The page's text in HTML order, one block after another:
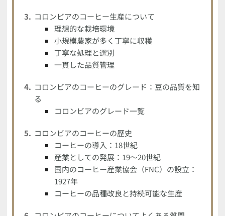
コロンビアのコーヒー生産について
理想的な栽培環境
小規模農家が多く丁寧に収穫
丁寧な処理と選別
一貫した品質管理
コロンビアのコーヒーのグレード：豆の品質を知
る
コロンビアのグレード一覧
コロンビアのコーヒーの歴史
コーヒーの導入：18世紀
産業としての発展：19〜20世紀
国内のコーヒー産業協会（FNC）の設立：
1927年
コーヒーの品種改良と持続可能な生産